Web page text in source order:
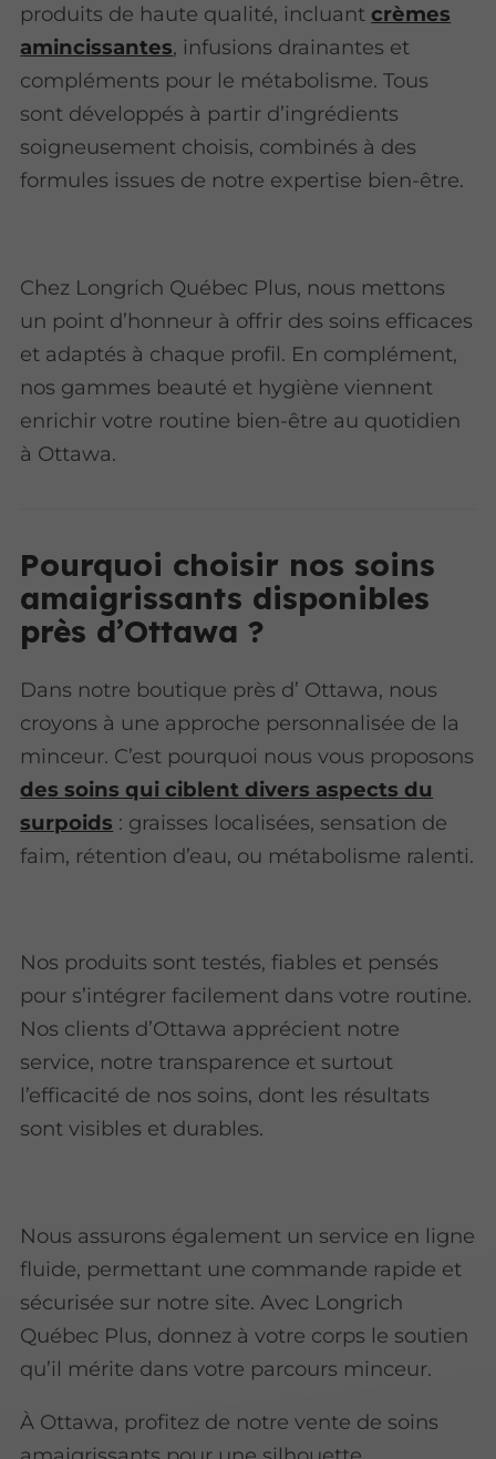
produits de haute qualité, incluantcrèmes
amincissantes, infusions drainantes et
compléments pour le métabolisme. Tous
sont développés à partir d’ingrédients
soigneusement choisis, combinés à des
formules issues de notre expertise bien-être.
Chez Longrich Québec Plus, nous mettons
un point d’honneur à offrir des soins efficaces
et adaptés à chaque profil. En complément,
nos gammes beauté et hygiène viennent
enrichir votre routine bien-être au quotidien
à Ottawa.
Pourquoi choisir nos soins
amaigrissants disponibles
près d’Ottawa ?
Dans notre boutique près d’ Ottawa, nous
croyons à une approche personnalisée de la
minceur. C’est pourquoi nous vous proposons
des soins qui ciblent divers aspects du
surpoids : graisses localisées, sensation de
faim, rétention d’eau, ou métabolisme ralenti.
Nos produits sont testés, fiables et pensés
pour s’intégrer facilement dans votre routine.
Nos clients d’Ottawa apprécient notre
service, notre transparence et surtout
l’efficacité de nos soins, dont les résultats
sont visibles et durables.
Nous assurons également un service en ligne
fluide, permettant une commande rapide et
sécurisée sur notre site. Avec Longrich
Québec Plus, donnez à votre corps le soutien
qu’il mérite dans votre parcours minceur.
À Ottawa, profitez de notre vente de soins